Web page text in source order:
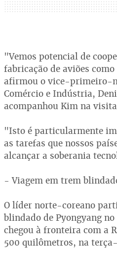
"Vemos potencial de
fabricação de aviões
afirmou o vice-primeiro-
Comércio e Indústria,
acompanhou Kim na
"Isto é particularmente
as tarefas que nossos
alcançar a soberania
- Viagem em trem
O líder norte-coreano
blindado de Pyongyang
chegou à fronteira com a
500 quilômetros, na